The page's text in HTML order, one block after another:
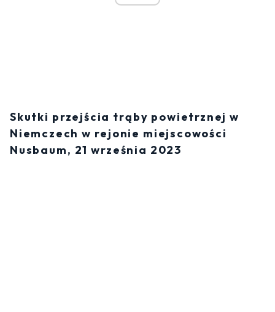
Skutki przejścia trąby powietrznej w
Niemczech w rejonie miejscowości
Nusbaum, 21 września 2023